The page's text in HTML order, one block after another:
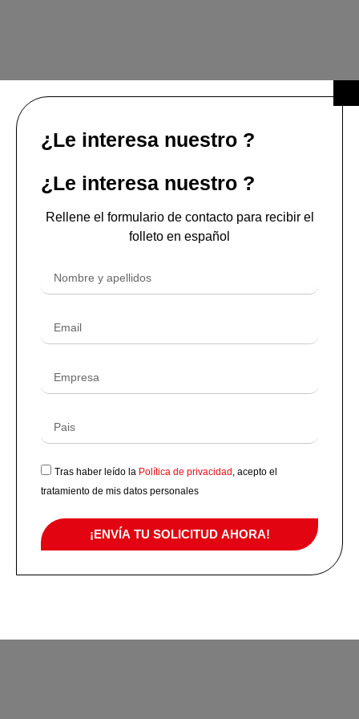
¿Le interesa nuestro ?
¿Le interesa nuestro ?
Rellene el formulario de contacto para recibir el
folleto en español
Tras haber leído la Política de privacidad , acepto el
tratamiento de mis datos personales
¡ENVÍA TU SOLICITUD AHORA!